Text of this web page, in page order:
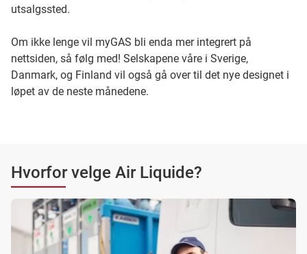
utsalgssted.
Om ikke lenge vil myGAS bli enda mer integrert på
nettsiden, så følg med! Selskapene våre i Sverige,
Danmark, og Finland vil også gå over til det nye designet i
løpet av de neste månedene.
Hvorfor velge Air Liquide?